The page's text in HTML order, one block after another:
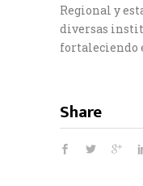
Regional y
diversas
fortaleciendo
Share